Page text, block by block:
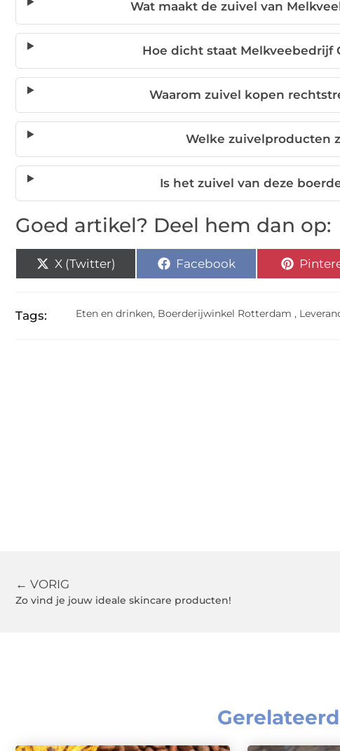
Wat maakt de zuivel van
Hoe dicht staat Melkveebedrijf
Waarom zuivel kopen
Welke zuivelproducten
Is het zuivel van deze
Goed artikel? Deel hem dan op:
X (Twitter) Facebook
Tags: Eten en drinken, Boerderijwinkel Rotterdam ,
← VORIG
Zo vind je jouw ideale skincare producten!